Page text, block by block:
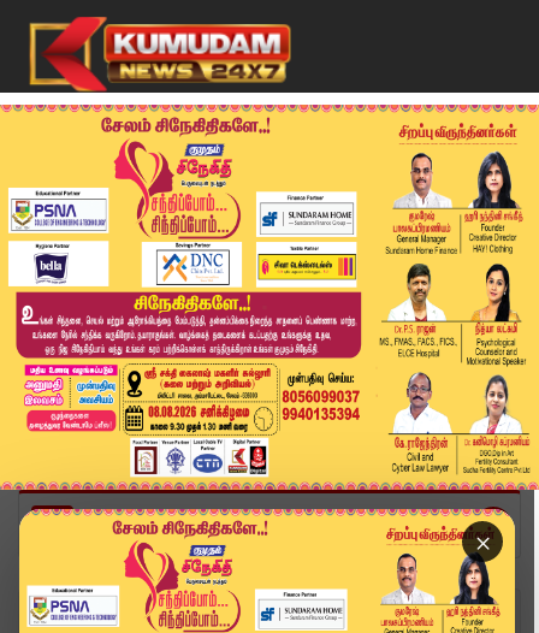
×
Home
வீடியோ ஸ்டோரி